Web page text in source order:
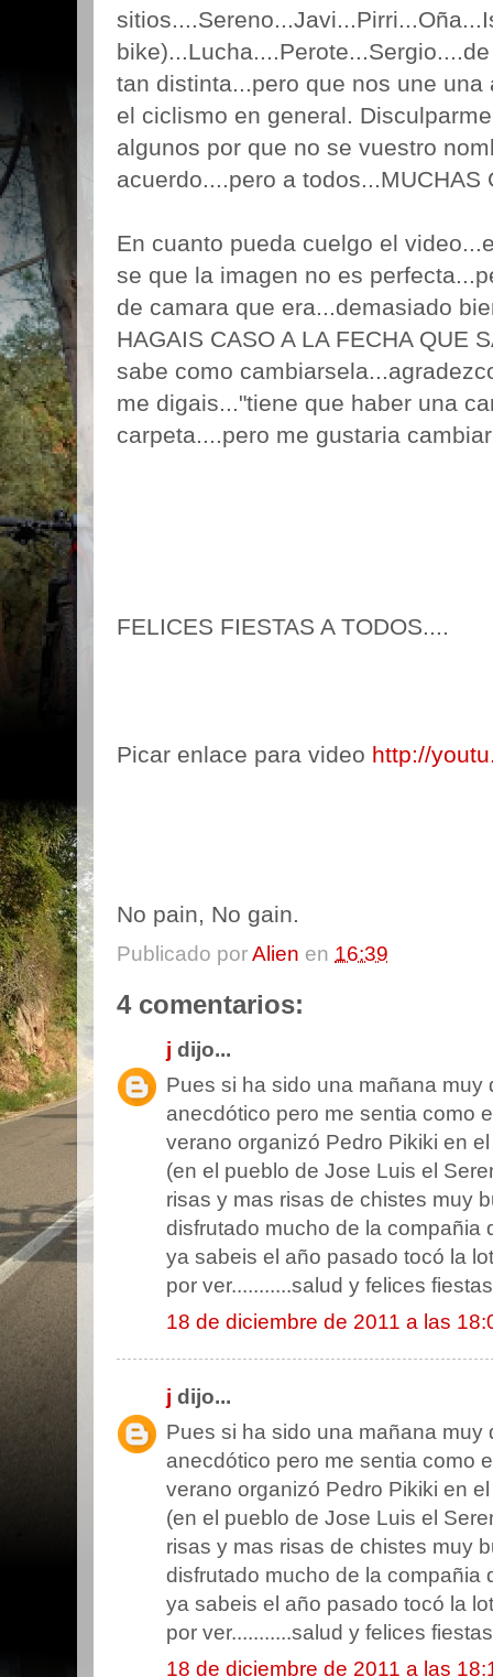
tan distinta...pero que nos une
el ciclismo en general.
algunos por que no se vuestro
acuerdo....pero a todos...MUCHAS
En cuanto pueda cuelgo el
se que la imagen no es
de camara que era...demasiado
HAGAIS CASO A LA FECHA QUE
sabe como
me digais..."tiene que haber una
carpeta....pero me gustaria
FELICES FIESTAS A TODOS....
Picar enlace para video http://
No pain, No gain.
Publicado porAlien en 16:39
4 comentarios:
j dijo...
Pues si ha sido una mañana muy
anecdótico pero me sentia como
verano organizó Pedro Pikiki en
(en el pueblo de Jose Luis el
risas y mas risas de chistes muy
disfrutado mucho de la compañia
ya sabeis el año pasado tocó la
por ver...........salud y felices
18 de diciembre de 2011 a las
j dijo...
Pues si ha sido una mañana muy
anecdótico pero me sentia como
verano organizó Pedro Pikiki en
(en el pueblo de Jose Luis el
risas y mas risas de chistes muy
disfrutado mucho de la compañia
ya sabeis el año pasado tocó la
por ver...........salud y felices
18 de diciembre de 2011 a las